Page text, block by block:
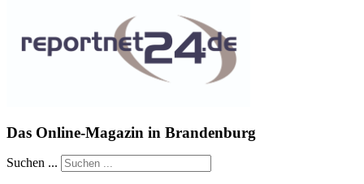
Das Online-Magazin in Brandenburg
Suchen ...